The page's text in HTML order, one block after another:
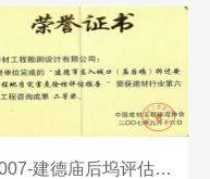
2007-建德庙后坞评估报告二等奖